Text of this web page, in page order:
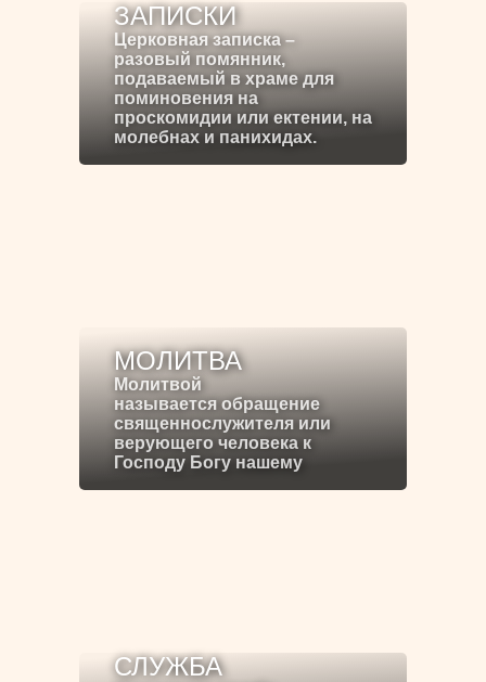
ЗАПИСКИ
Церковная записка –
разовый помянник,
подаваемый в храме для
поминовения на
проскомидии или ектении, на
молебнах и панихидах.
МОЛИТВА
Молитвой
называется обращение
священнослужителя или
верующего человека к
Господу Богу нашему
СЛУЖБА